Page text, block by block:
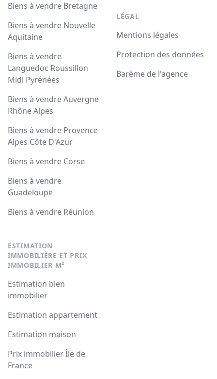
Biens à vendre Bretagne
Biens à vendre Nouvelle
Aquitaine
Biens à vendre
Languedoc Roussillon
Midi Pyrénées
Biens à vendre Auvergne
Rhône Alpes
Biens à vendre Provence
Alpes Côte D'Azur
Biens à vendre Corse
Biens à vendre
Guadeloupe
Biens à vendre Réunion
ESTIMATION
IMMOBILIÈRE ET PRIX
IMMOBILIER M²
Estimation bien
immobilier
Estimation appartement
Estimation maison
Prix immobilier Île de
France
LÉGAL
Mentions légales
Protection des données
Barème de l'agence